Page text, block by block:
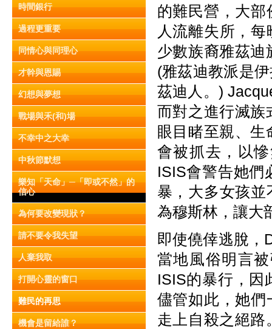
時間銀行
過程更重要
同情心與同理心
才幹與恩賜
幻想與夢想
戰場與禾(和)場
不幸中之大幸
中秋節默想
樂知「天命」─「即或不然」的
信心
為何要改變現狀？
請不要令我失望
人棄我取
打開心靈的窗口
難民的再思
機會是留給誰？
的難民營，大
人流離失所，
少數族裔雅茲迪
(雅茲迪教派是
茲迪人。)
而對之進行滅族
眼目睹至親、
會被抓去，以
ISIS會警告她們
暴，大多女孩
為穆斯林，讓大
即使僥倖逃脫，
當地風俗明言
ISIS的暴行，因
儘管如此，她們
走上自殺之絕路